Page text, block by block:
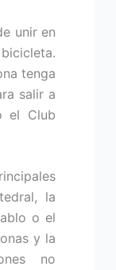
unir en
tenga
salir a
el Club
la
o el
y la
no